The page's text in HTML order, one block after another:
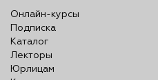
Онлайн-курсы
Подписка
Каталог
Лекторы
Юрлицам